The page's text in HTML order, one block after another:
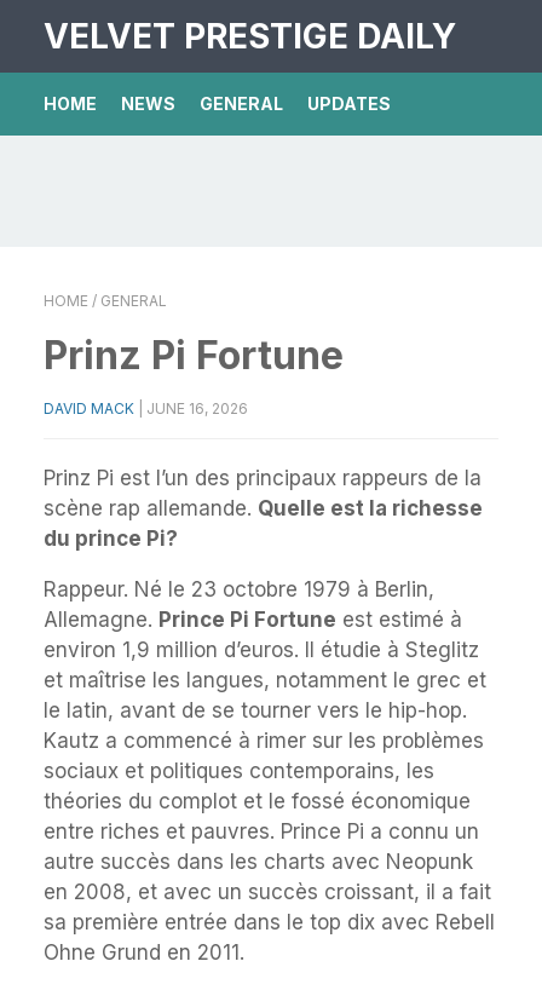
VELVET PRESTIGE DAILY
HOME NEWS GENERAL UPDATES
HOME / GENERAL
Prinz Pi Fortune
DAVID MACK JUNE 16, 2026
Prinz Pi est l’un des principaux rappeurs de la
scène rap allemande. Quelle est la richesse
du prince Pi?
Rappeur. Né le 23 octobre 1979 à Berlin,
Allemagne. Prince Pi Fortune est estimé à
environ 1,9 million d’euros. Il étudie à Steglitz
et maîtrise les langues, notamment le grec et
le latin, avant de se tourner vers le hip-hop.
Kautz a commencé à rimer sur les problèmes
sociaux et politiques contemporains, les
théories du complot et le fossé économique
entre riches et pauvres. Prince Pi a connu un
autre succès dans les charts avec Neopunk
en 2008, et avec un succès croissant, il a fait
sa première entrée dans le top dix avec Rebell
Ohne Grund en 2011.